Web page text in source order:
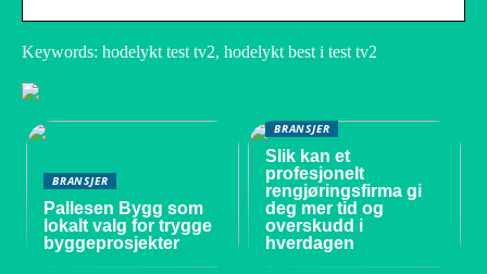
Keywords: hodelykt test tv2, hodelykt best i test tv2
BRANSJER
Pallesen Bygg som
lokalt valg for trygge
byggeprosjekter
BRANSJER
Slik kan et
profesjonelt
rengjøringsfirma gi
deg mer tid og
overskudd i
hverdagen